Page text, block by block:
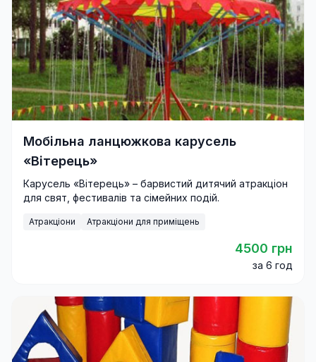
Мобільна ланцюжкова карусель
«Вітерець»
Карусель «Вітерець» – барвистий дитячий атракціон
для свят, фестивалів та сімейних подій.
Атракціони Атракціони для приміщень
4500 грн
за 6 год